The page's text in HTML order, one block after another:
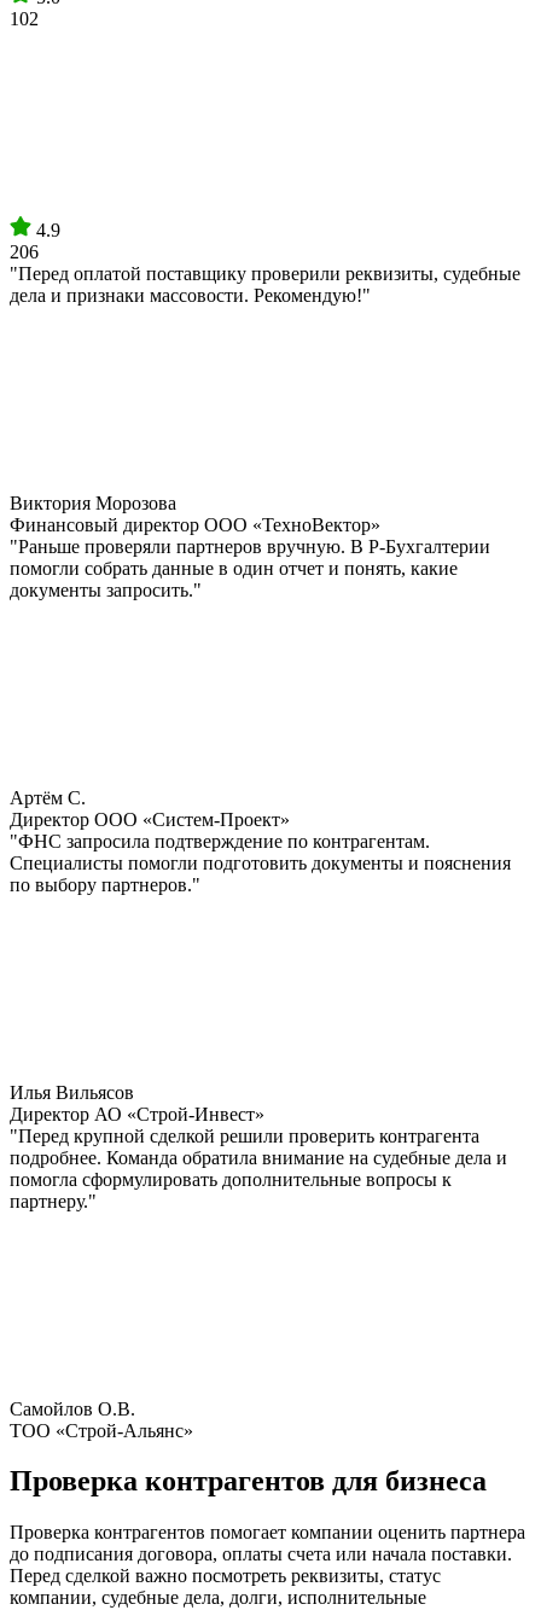
102
4.9
206
"Перед оплатой поставщику проверили реквизиты, судебные
дела и признаки массовости. Рекомендую!"
Виктория Морозова
Финансовый директор ООО «ТехноВектор»
"Раньше проверяли партнеров вручную. В Р-Бухгалтерии
помогли собрать данные в один отчет и понять, какие
документы запросить."
Артём С.
Директор ООО «Систем-Проект»
"ФНС запросила подтверждение по контрагентам.
Специалисты помогли подготовить документы и пояснения
по выбору партнеров."
Илья Вильясов
Директор АО «Строй-Инвест»
"Перед крупной сделкой решили проверить контрагента
подробнее. Команда обратила внимание на судебные дела и
помогла сформулировать дополнительные вопросы к
партнеру."
Самойлов О.В.
ТОО «Строй‑Альянс»
Проверка контрагентов для бизнеса
Проверка контрагентов помогает компании оценить партнера
до подписания договора, оплаты счета или начала поставки.
Перед сделкой важно посмотреть реквизиты, статус
компании, судебные дела, долги, исполнительные